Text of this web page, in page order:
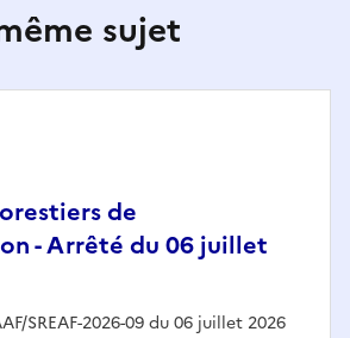
sujet
de
- Arrêté du 06 juillet
SREAF-2026-09 du 06 juillet 2026